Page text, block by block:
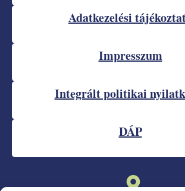
Adatkezelési
Impresszum
Integrált politikai
DÁP